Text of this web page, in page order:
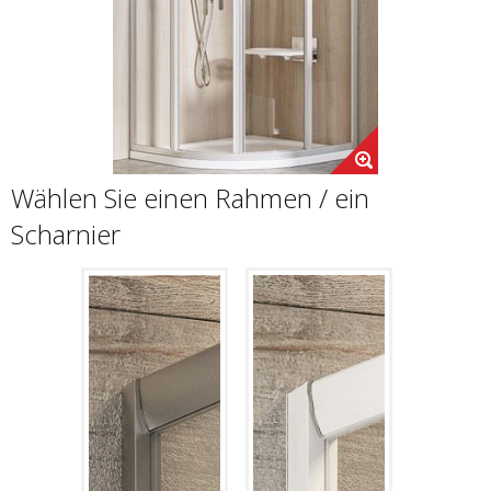
Wählen Sie einen Rahmen / ein
Scharnier